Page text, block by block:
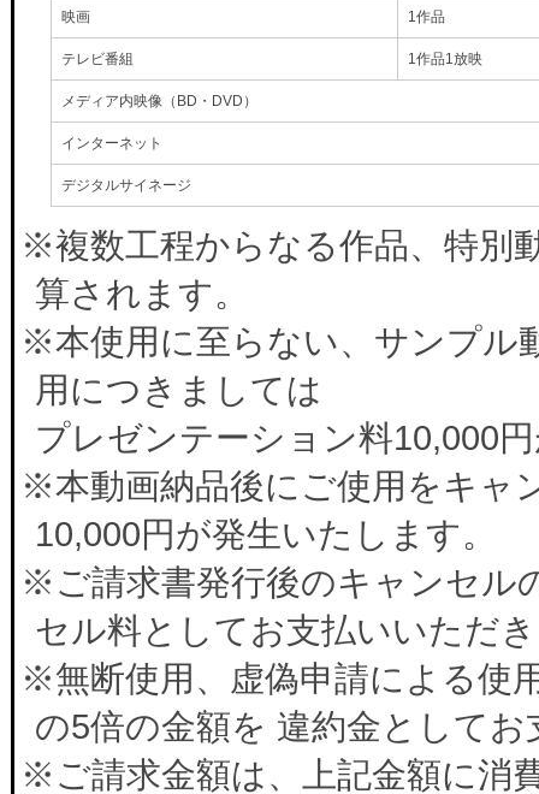
映画 1作品
テレビ番組 1作品1放映
メディア内映像（BD・DVD）
インターネット
デジタルサイネージ
※複数工程からなる作品、特別
算されます。
※本使用に至らない、サンプル
用につきましては
プレゼンテーション料10,000
※本動画納品後にご使用をキャ
10,000円が発生いたします。
※ご請求書発行後のキャンセル
セル料としてお支払いいただ
※無断使用、虚偽申請による使
の5倍の金額を 違約金として
※ご請求金額は、上記金額に消